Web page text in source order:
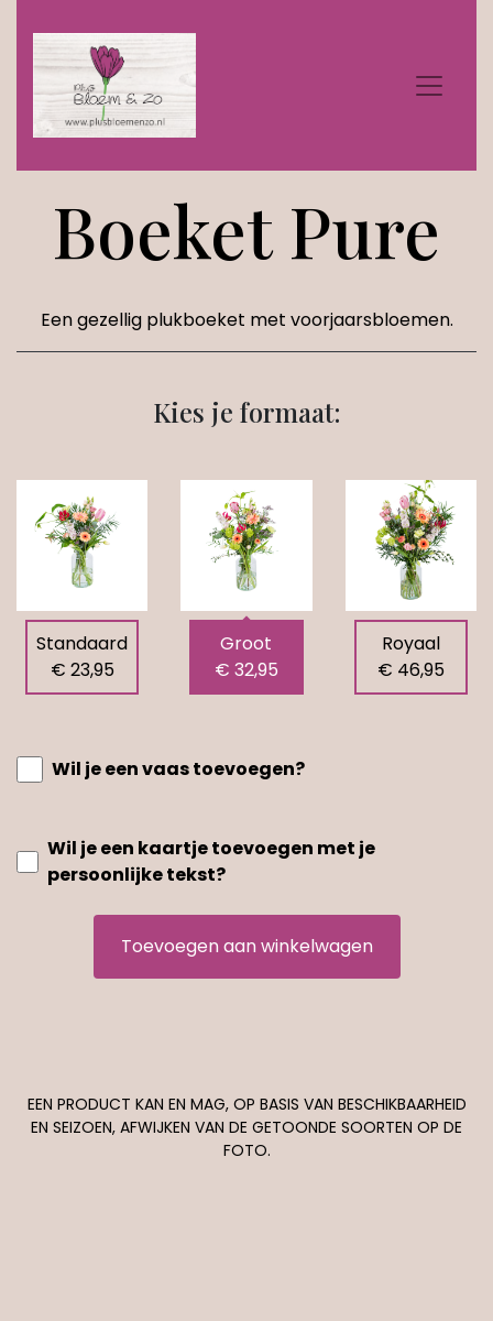
Boeket Pure
Een gezellig plukboeket met voorjaarsbloemen.
Kies je formaat:
Standaard
€ 23,95
Groot
€ 32,95
Royaal
€ 46,95
Wil je een vaas toevoegen?
Wil je een kaartje toevoegen met je
persoonlijke tekst?
Toevoegen aan winkelwagen
EEN PRODUCT KAN EN MAG, OP BASIS VAN BESCHIKBAARHEID
EN SEIZOEN, AFWIJKEN VAN DE GETOONDE SOORTEN OP DE
FOTO.